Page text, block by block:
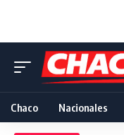
Chaco Nacionales